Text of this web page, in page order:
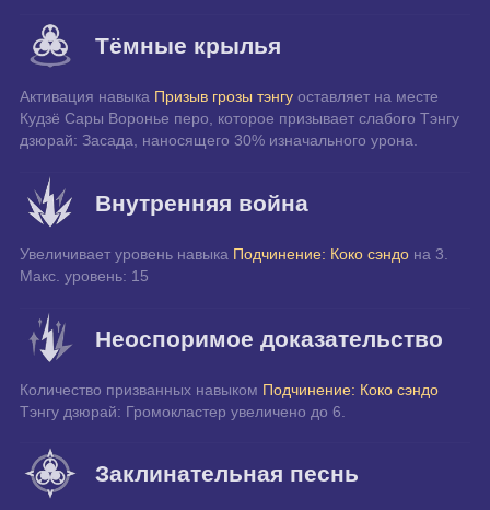
Тёмные крылья
Активация навыка Призыв грозы тэнгу оставляет на месте
Кудзё Сары Воронье перо, которое призывает слабого Тэнгу
дзюрай: Засада, наносящего 30% изначального урона.
Внутренняя война
Увеличивает уровень навыка Подчинение: Коко сэндо на 3.
Макс. уровень: 15
Неоспоримое доказательство
Количество призванных навыком Подчинение: Коко сэндо
Тэнгу дзюрай: Громокластер увеличено до 6.
Заклинательная песнь